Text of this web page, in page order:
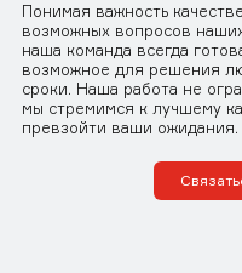
Понимая важность
возможных вопросов
наша команда всегда
возможное для решения
сроки. Наша работа не
мы стремимся к лучшему
превзойти ваши ожидания.